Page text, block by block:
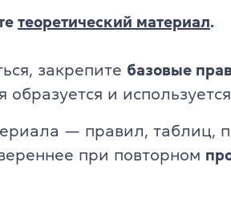
теоретический материал.
закрепите базовые
и
— правил, таблиц,
при повторном